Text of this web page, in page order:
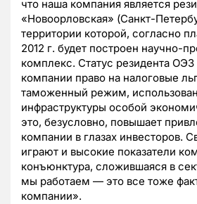
что наша компания является
«Новоорловская» (Санкт-
территории которой, согласно
2012 г. будет построен научно-
комплекс. Статус резидента ОЭЗ
компании право на налоговые
таможенный режим,
инфраструктуры особой
это, безусловно, повышает
компании в глазах инвесторов.
играют и высокие показатели
конъюнктура, сложившаяся в
мы работаем — это все тоже
компании».